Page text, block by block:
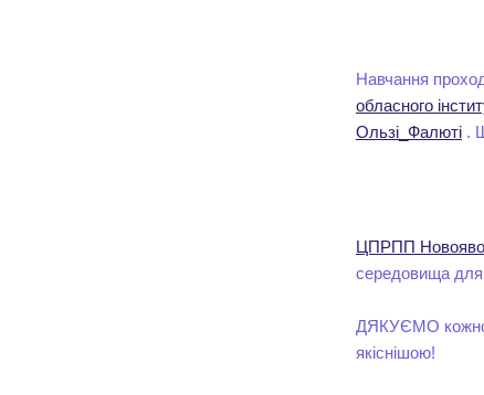
Навчання
обласного
Ользі_Фалюті .
ЦПРПП
середовища для
ДЯКУЄМО
якіснішою!